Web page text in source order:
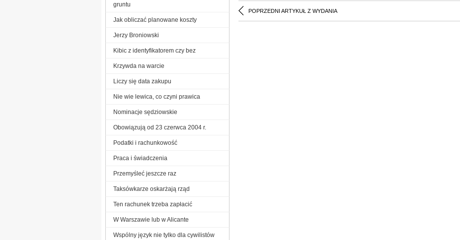
POPRZEDNI ARTYKUŁ Z WYDANIA
gruntu
Jak obliczać planowane koszty
Jerzy Broniowski
Kibic z identyfikatorem czy bez
Krzywda na warcie
Liczy się data zakupu
Nie wie lewica, co czyni prawica
Nominacje sędziowskie
Obowiązują od 23 czerwca 2004 r.
Podatki i rachunkowość
Praca i świadczenia
Przemyśleć jeszcze raz
Taksówkarze oskarżają rząd
Ten rachunek trzeba zapłacić
W Warszawie lub w Alicante
Wspólny język nie tylko dla cywilistów